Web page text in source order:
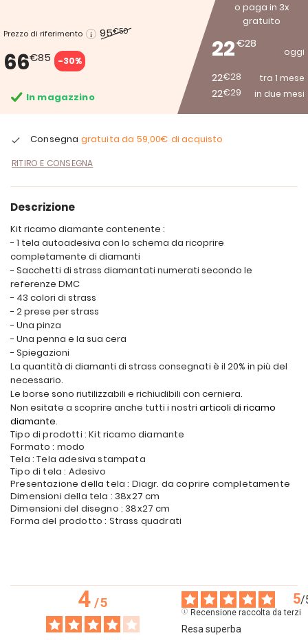
Prezzo di riferimento 95€50
66€85 -30%
o paga in 3x
gratuito
22€28
oggi
22€28 tra 1 mese
22€29 in due mesi
In magazzino
Consegna gratuita da 59,00€ di acquisto
RITIRO E CONSEGNA
Descrizione
Kit ricamo diamante contenente :
- 1 tela autoadesiva con lo schema da ricoprire
completamente di diamanti
- Sacchetti di strass diamantati numerati secondo le
referenze DMC
- 43 colori di strass
- 2 prese per strass
- Una pinza
- Una penna e la sua cera
- Spiegazioni
La quantità di diamanti di strass consegnati è il 20% in più del
necessario.
Le borse sono riutilizzabili e richiudibili con cerniera.
Non esitate a scoprire anche tutti i nostri articoli di ricamo
diamante.
Tipo di prodotti : Kit ricamo diamante
Formato : modo
Tela : Tela adesiva stampata
Tipo di tela : Adesivo
Presentazione della tela : Diagr. da coprire completamente
Dimensioni della tela : 38x27 cm
Dimensioni del disegno : 38x27 cm
Forma del prodotto : Strass quadrati
4/5 5/
Recensione raccolta da terzi
Resa superba